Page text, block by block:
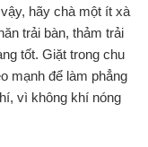
hãy chà một ít xà
trải bàn, thảm trải
tốt. Giặt trong chu
mạnh để làm phẳng
vì không khí nóng